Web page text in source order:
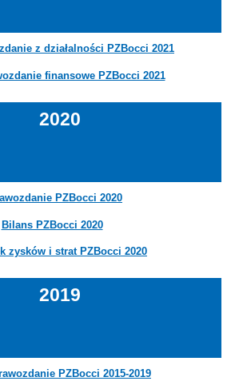
z działalności PZBocci 2021
finansowe PZBocci 2021
PZBocci 2020
Bilans PZBocci 2020
zysków i strat PZBocci 2020
2020
2019
PZBocci 2015-2019